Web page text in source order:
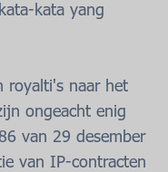
kata yang
royalti's naar het
ongeacht enig
van 29 desember
van IP-contracten